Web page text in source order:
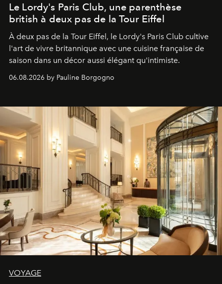
Le Lordy's Paris Club, une parenthèse
british à deux pas de la Tour Eiffel
À deux pas de la Tour Eiffel, le Lordy's Paris Club cultive
l'art de vivre britannique avec une cuisine française de
saison dans un décor aussi élégant qu'intimiste.
06.08.2026 by Pauline Borgogno
VOYAGE